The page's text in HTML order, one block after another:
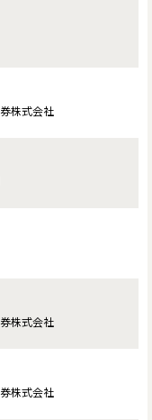
株式会社
株式会社
株式会社